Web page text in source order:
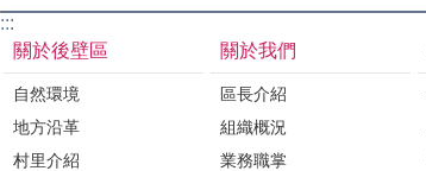
:::
關於後壁區
自然環境
地方沿革
村里介紹
關於我們
區長介紹
組織概況
業務職掌